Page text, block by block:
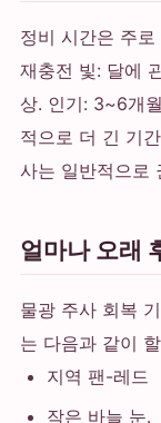
정비 시간은 주
재충전 빛: 달에
상. 인기: 3~6개
적으로 더 긴 기
사는 일반적으로
얼마나 오래
물광 주사 회복
는 다음과 같이
지역 팬-레드
작은 바늘 눈.